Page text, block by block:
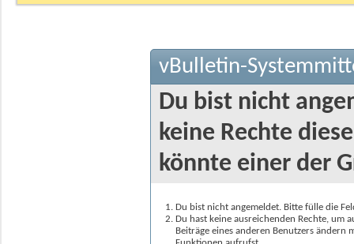
vBulletin-
Du bist nicht
keine Rechte
könnte einer der
Du bist nicht angemeldet. Bitte fülle die
Du hast keine ausreichenden Rechte, um
Beiträge eines anderen Benutzers